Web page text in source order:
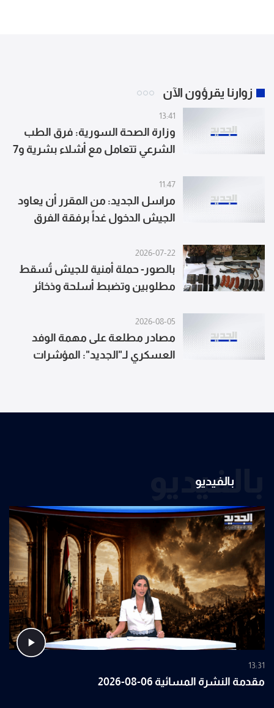
زوارنا يقرؤون الآن
13:41
وزارة الصحة السورية: فرق الطب
الشرعي تتعامل مع أشلاء بشرية و7
دمشق
11:47
مراسل الجديد: من المقرر أن يعاود
الجيش الدخول غداً برفقة الفرق
واستكمال انتشاره علماً أن إحدى
دورياته تعرّضت خلال المهمة
لمضايقات من مُسيّرة إسرائيلية
2026-07-22
بالصور- حملة أمنية للجيش تُسقط
مطلوبين وتضبط أسلحة وذخائر
2026-08-05
مصادر مطلعة على مهمة الوفد
العسكري لـ"الجديد": المؤشرات
بالفيديو
بالفيديو
13:31
مقدمة النشرة المسائية 06-08-2026